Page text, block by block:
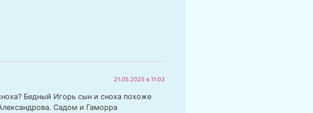
21.05.2025 в 11:03
Бедный Игорь сын и сноха похоже
Садом и Гаморра